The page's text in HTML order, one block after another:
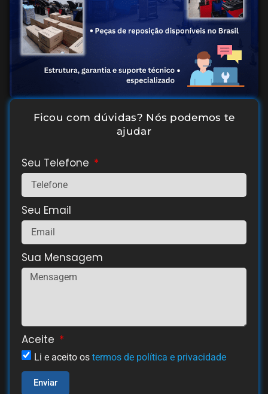
Ficou com dúvidas? Nós podemos te
ajudar
Seu Telefone
Seu Email
Sua Mensagem
Aceite
Li e aceito os termos de política e privacidade
Enviar